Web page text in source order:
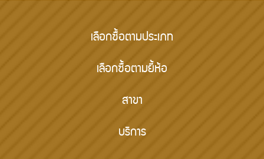
เลือกซื้อตามประเภท
เลือกซื้อตามยี้ห้อ
สาขา
บริการ